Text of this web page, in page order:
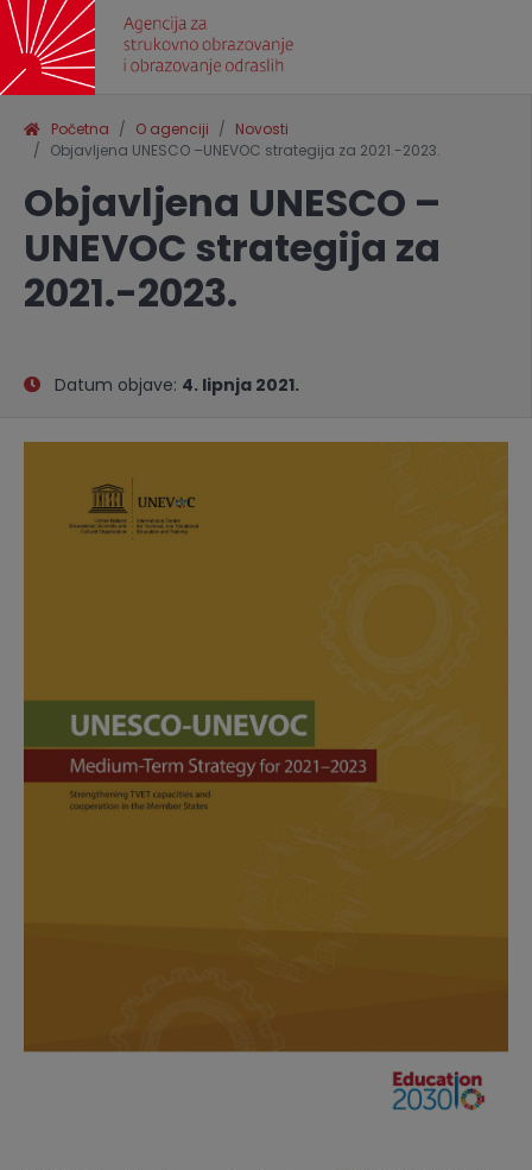
Početna O agenciji
Novosti
Objavljena UNESCO –UNEVOC strategija za 2021.-2023.
Objavljena UNESCO –
UNEVOC strategija za
2021.-2023.
Datum objave: 4. lipnja 2021.